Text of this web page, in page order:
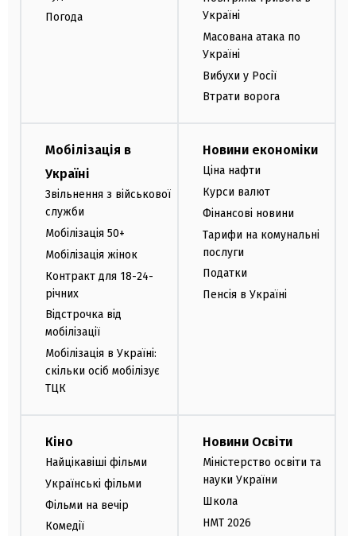
Погода
Україні
Масована атака по
Україні
Вибухи у Росії
Втрати ворога
Мобілізація в
Україні
Звільнення з військової
служби
Мобілізація 50+
Мобілізація жінок
Контракт для 18-24-
річних
Відстрочка від
мобілізації
Мобілізація в Україні:
скільки осіб мобілізує
ТЦК
Новини економіки
Ціна нафти
Курси валют
Фінансові новини
Тарифи на комунальні
послуги
Податки
Пенсія в Україні
Кіно
Найцікавіші фільми
Українські фільми
Фільми на вечір
Комедії
Новини Освіти
Міністерство освіти та
науки України
Школа
НМТ 2026